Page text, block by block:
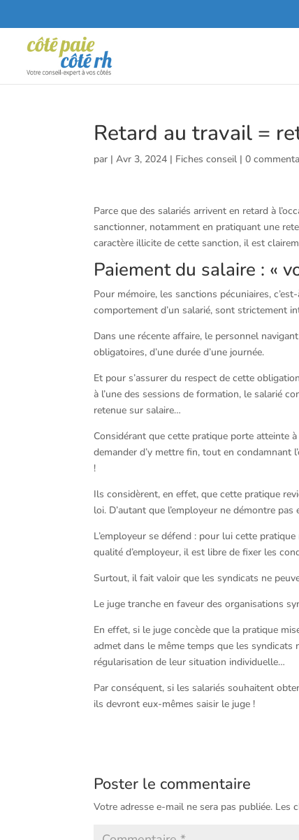
Retard au travail =
par |Avr 3, 2024 | Fiches conseil |0
Parce que des salariés arrivent en retard à
sanctionner, notamment en pratiquant une
caractère illicite de cette sanction, il est
Paiement du salaire : «
Pour mémoire, les sanctions pécuniaires,
comportement d’un salarié, sont strictement
Dans une récente affaire, le personnel
obligatoires, d’une durée d’une journée.
Et pour s’assurer du respect de cette
à l’une des sessions de formation, le salarié
retenue sur salaire…
Considérant que cette pratique porte atteinte
demander d’y mettre fin, tout en condamnant
!
Ils considèrent, en effet, que cette pratique
loi. D’autant que l’employeur ne démontre
L’employeur se défend : pour lui cette
qualité d’employeur, il est libre de fixer les
Surtout, il fait valoir que les syndicats ne
Le juge tranche en faveur des organisations
En effet, si le juge concède que la pratique
admet dans le même temps que les syndicats
régularisation de leur situation individuelle…
Par conséquent, si les salariés souhaitent
ils devront eux-mêmes saisir le juge !
Poster le commentaire
Votre adresse e-mail ne sera pas publiée. Les